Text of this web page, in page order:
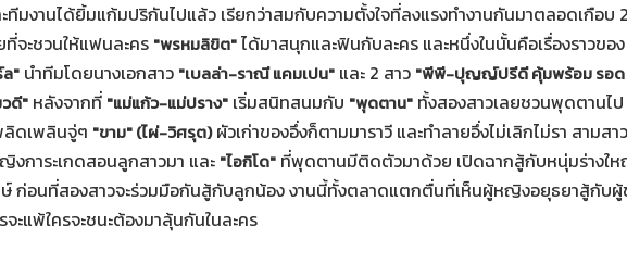
มงานได้ยิ้มแก้มปริกันไปแล้ว เรียกว่าสมกับความตั้งใจที่ลงแรงทำงานกันมาตลอดเกือบ
ที่จะชวนให้แฟนละคร "พรหมลิขิต"ได้มาสนุกและฟินกับละคร และหนึ่งในนั้นคือเรื่องราวของ
ล" นำทีมโดยนางเอกสาว "เบลล่า-ราณี แคมเปน" และ 2 สาว "พีพี-ปุญญ์ปรีดี คุ้มพร้อม รอด
ดี" หลังจากที่ "แม่แก้ว-แม่ปราง" เริ่มสนิทสนมกับ "พุดตาน" ทั้งสองสาวเลยชวนพุดตานไป
ลิดเพลินจู่ๆ "ขาม" (ไผ่-วิศรุต)ผัวเก่าของอึ่งก็ตามมาราวี และทำลายอึ่งไม่เลิกไม่รา สามสาว
การะเกดสอนลูกสาวมา และ "ไอกิโด" ที่พุดตานมีติดตัวมาด้วย เปิดฉากสู้กับหนุ่มร่างใ
ก่อนที่สองสาวจะร่วมมือกันสู้กับลูกน้อง งานนี้ทั้งตลาดแตกตื่นที่เห็นผู้หญิงอยุธยาสู้กับผู้
ะแพ้ใครจะชนะต้องมาลุ้นกันในละคร